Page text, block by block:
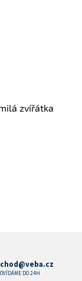
zvířátka
DO 24H